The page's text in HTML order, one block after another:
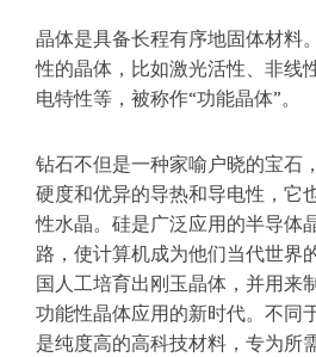
性
晶
体，
Q
晶
体，
激
光
器
晶体是具备长程有序地固体材料
性的晶体，比如激光活性、非线
电特性等，被称作“功能晶体”。
钻石不但是一种家喻户晓的宝石
硬度和优异的导热和导电性，它
性水晶。硅是广泛应用的半导体
路，使计算机成为他们当代世界
国人工培育出刚玉晶体，并用来
功能性晶体应用的新时代。不同
是纯度高的高科技材料，专为所